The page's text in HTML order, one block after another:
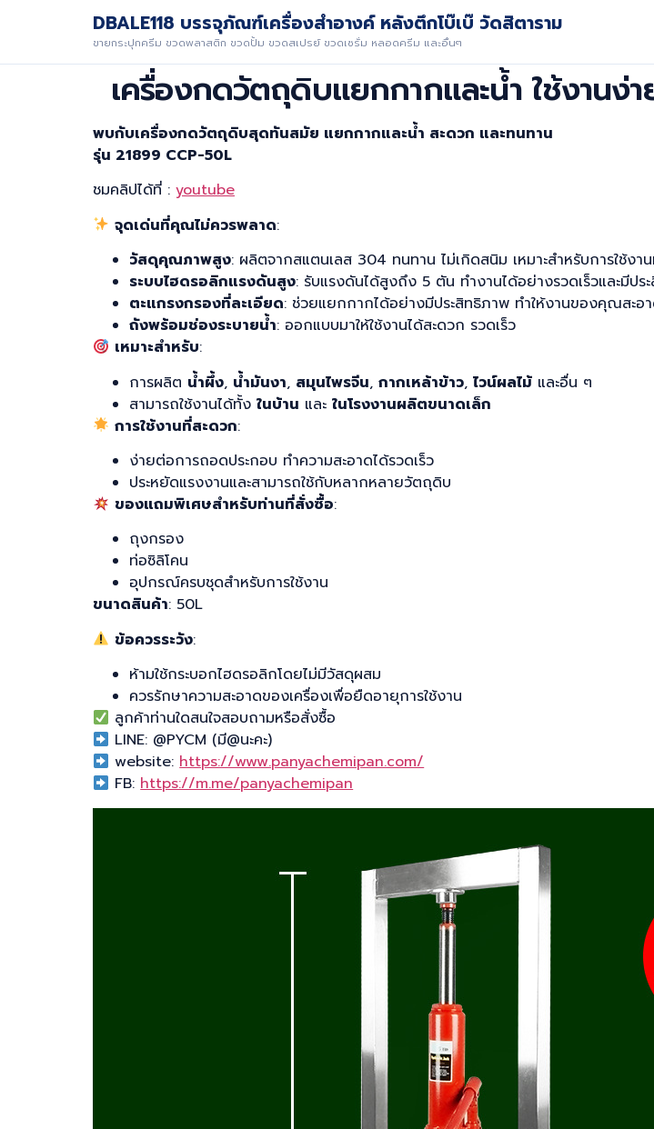
DBALE118 บรรจุภัณฑ์เครื่องสำอางค์ หลังตึกโบ๊เบ๊ วัดสิตาราม
ขายกระปุกครีม ขวดพลาสติก ขวดปั้ม ขวดสเปรย์ ขวดเซรั่ม หลอดครีม และอื่นๆ
เครื่องกดวัตถุดิบแยกกากและน้ำ ใช้งานง่
พบกับเครื่องกดวัตถุดิบสุดทันสมัย แยกกากและน้ำ สะดวก และทนทาน
รุ่น 21899 CCP-50L
ชมคลิปได้ที่ : youtube
จุดเด่นที่คุณไม่ควรพลาด:
วัสดุคุณภาพสูง: ผลิตจากสแตนเลส 304 ทนทาน ไม่เกิดสนิม เหมาะสำหรับการใช้งา
ระบบไฮดรอลิกแรงดันสูง: รับแรงดันได้สูงถึง 5 ตัน ทำงานได้อย่างรวดเร็วและมีปร
ตะแกรงกรองที่ละเอียด: ช่วยแยกกากได้อย่างมีประสิทธิภาพ ทำให้งานของคุณสะอ
ถังพร้อมช่องระบายน้ำ: ออกแบบมาให้ใช้งานได้สะดวก รวดเร็ว
เหมาะสำหรับ:
การผลิต น้ำผึ้ง, น้ำมันงา, สมุนไพรจีน, กากเหล้าข้าว, ไวน์ผลไม้ และอื่น ๆ
สามารถใช้งานได้ทั้ง ในบ้าน และ ในโรงงานผลิตขนาดเล็ก
การใช้งานที่สะดวก:
ง่ายต่อการถอดประกอบ ทำความสะอาดได้รวดเร็ว
ประหยัดแรงงานและสามารถใช้กับหลากหลายวัตถุดิบ
ของแถมพิเศษสำหรับท่านที่สั่งซื้อ:
ถุงกรอง
ท่อซิลิโคน
อุปกรณ์ครบชุดสำหรับการใช้งาน
ขนาดสินค้า: 50L
ข้อควรระวัง:
ห้ามใช้กระบอกไฮดรอลิกโดยไม่มีวัสดุผสม
ควรรักษาความสะอาดของเครื่องเพื่อยืดอายุการใช้งาน
ลูกค้าท่านใดสนใจสอบถามหรือสั่งซื้อ
LINE: @PYCM (มี@นะคะ)
website:https://www.panyachemipan.com/
FB:https://m.me/panyachemipan